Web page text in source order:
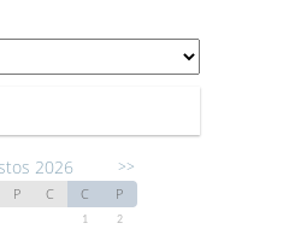
2026 >>
P C C P
1
2